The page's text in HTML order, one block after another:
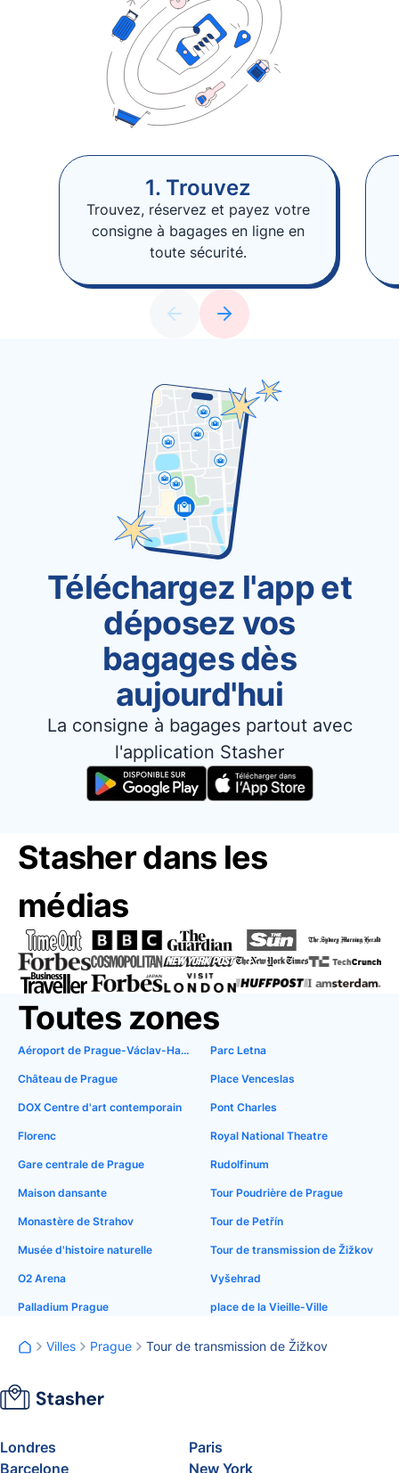
1. Trouvez
Trouvez, réservez et payez votre
consigne à bagages en ligne en
toute sécurité.
Téléchargez l'app et
déposez vos
bagages dès
aujourd'hui
La consigne à bagages partout avec
l'application Stasher
Stasher dans les
médias
Toutes zones
Aéroport de Prague-Václav-Havel
Château de Prague
DOX Centre d'art contemporain
Florenc
Gare centrale de Prague
Maison dansante
Monastère de Strahov
Musée d'histoire naturelle
O2 Arena
Palladium Prague
Parc Letna
Place Venceslas
Pont Charles
Royal National Theatre
Rudolfinum
Tour Poudrière de Prague
Tour de Petřín
Tour de transmission de Žižkov
Vyšehrad
place de la Vieille-Ville
Villes Prague Tour de transmission de Žižkov
Londres
Paris
Barcelone
New York